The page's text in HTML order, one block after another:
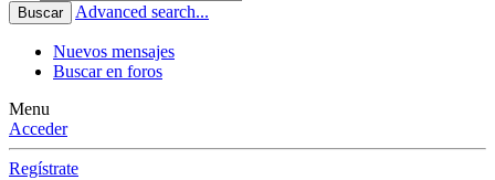
Buscar Advanced search...
Nuevos mensajes
Buscar en foros
Menu
Acceder
Regístrate